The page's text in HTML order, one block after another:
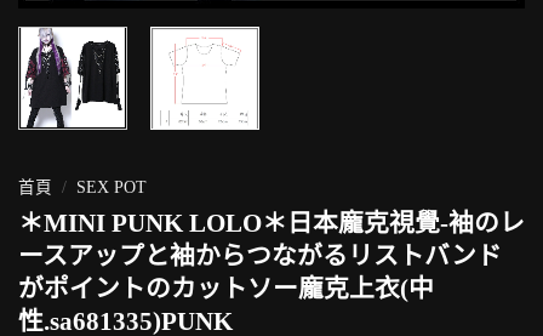
首頁 / SEX POT
＊MINI PUNK LOLO＊日本龐克視覺-袖のレ
ースアップと袖からつながるリストバンド
がポイントのカットソー龐克上衣(中
性.sa681335)PUNK